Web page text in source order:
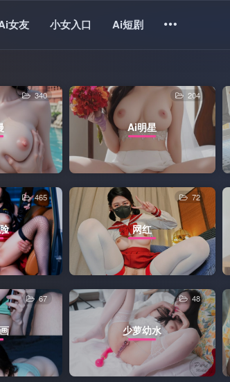
女友 小女入口 Ai短剧
340
Ai明星
204
465
网红
72
67
少萝幼水
48